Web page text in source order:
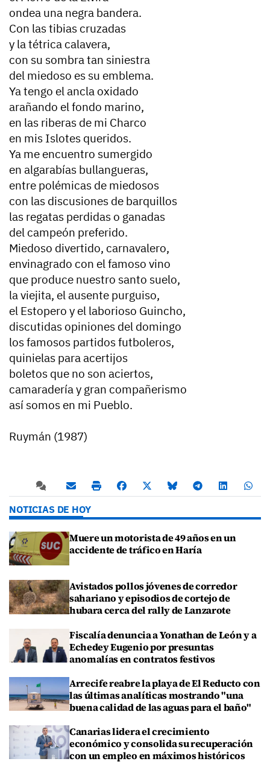
ondea una negra bandera.
Con las tibias cruzadas
y la tétrica calavera,
con su sombra tan siniestra
del miedoso es su emblema.
Ya tengo el ancla oxidado
arañando el fondo marino,
en las riberas de mi Charco
en mis Islotes queridos.
Ya me encuentro sumergido
en algarabías bullangueras,
entre polémicas de miedosos
con las discusiones de barquillos
las regatas perdidas o ganadas
del campeón preferido.
Miedoso divertido, carnavalero,
envinagrado con el famoso vino
que produce nuestro santo suelo,
la viejita, el ausente purguiso,
el Estopero y el laborioso Guincho,
discutidas opiniones del domingo
los famosos partidos futboleros,
quinielas para acertijos
boletos que no son aciertos,
camaradería y gran compañerismo
así somos en mi Pueblo.
Ruymán (1987)
NOTICIAS DE HOY
Muere un motorista de 49 años en un
accidente de tráfico en Haría
Avistados pollos jóvenes de corredor
sahariano y episodios de cortejo de
hubara cerca del rally de Lanzarote
Fiscalía denuncia a Yonathan de León y a
Echedey Eugenio por presuntas
anomalías en contratos festivos
Arrecife reabre la playa de El Reducto con
las últimas analíticas mostrando "una
buena calidad de las aguas para el baño"
Canarias lidera el crecimiento
económico y consolida su recuperación
con un empleo en máximos históricos